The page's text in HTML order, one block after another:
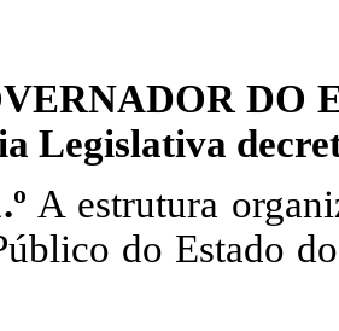
DO
Legislativa
A estrutura
do Estado